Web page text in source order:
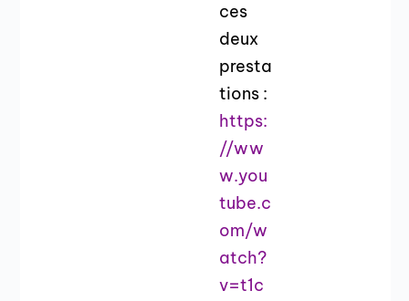
ces
deux
presta
tions :
https:
//ww
w.you
tube.c
om/w
atch?
v=t1c